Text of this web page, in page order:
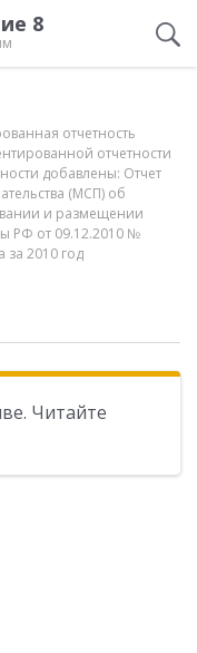
8
отчетность
отчетности
добавлены: Отчет
(МСП) об
и размещении
РФ от 09.12.2010 №
за 2010 год
Читайте